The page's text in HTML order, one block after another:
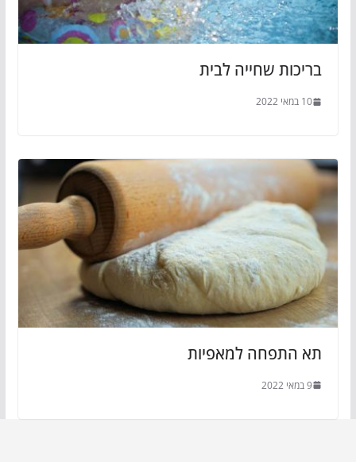
בריכות שחייה לבית
10 במאי 2022
תא התפחה למאפיות
9 במאי 2022